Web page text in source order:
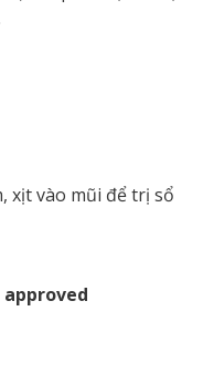
xịt vào mũi để trị sổ